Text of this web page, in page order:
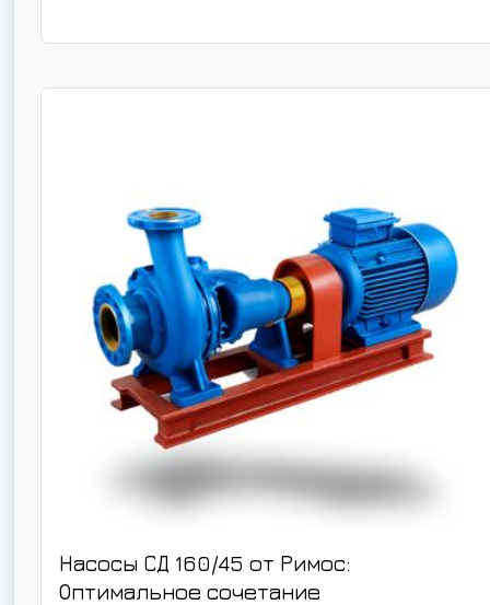
Насосы СД 160/45 от Римос:
Оптимальное сочетание